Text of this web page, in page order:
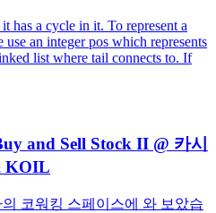
has a cycle in it. To represent a
an integer pos which represents
list where tail connects to. If
and Sell Stock II @ 카시
KOIL
코워킹 스페이스에 와 보았습